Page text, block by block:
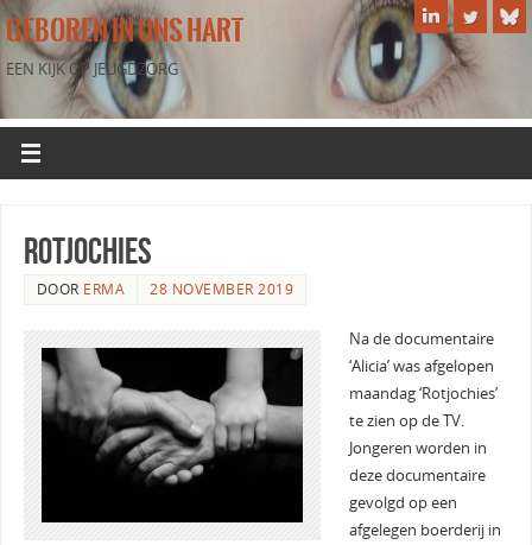
GEBOREN IN ONS HART
EEN KIJK OP JEUGDZORG
Rotjochies
DOOR ERMA 28 NOVEMBER 2019
Na de documentaire
‘Alicia’ was afgelopen
maandag ‘Rotjochies’
te zien op de TV.
Jongeren worden in
deze documentaire
gevolgd op een
afgelegen boerderij in